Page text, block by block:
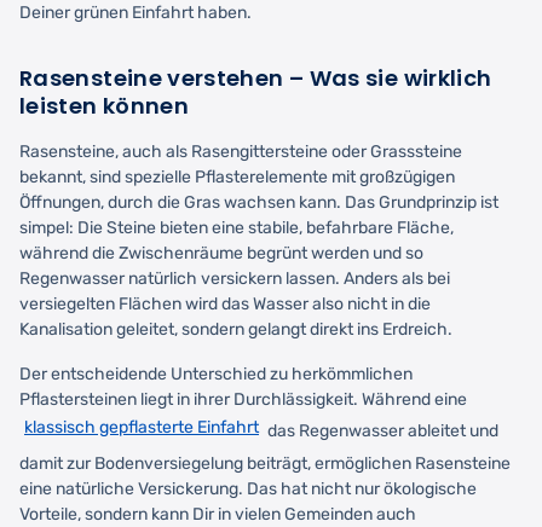
Deiner grünen Einfahrt haben.
Rasensteine verstehen – Was sie wirklich
leisten können
Rasensteine, auch als Rasengittersteine oder Grasssteine
bekannt, sind spezielle Pflasterelemente mit großzügigen
Öffnungen, durch die Gras wachsen kann. Das Grundprinzip ist
simpel: Die Steine bieten eine stabile, befahrbare Fläche,
während die Zwischenräume begrünt werden und so
Regenwasser natürlich versickern lassen. Anders als bei
versiegelten Flächen wird das Wasser also nicht in die
Kanalisation geleitet, sondern gelangt direkt ins Erdreich.
Der entscheidende Unterschied zu herkömmlichen
Pflastersteinen liegt in ihrer Durchlässigkeit. Während eine
klassisch gepflasterte Einfahrt das Regenwasser ableitet und
damit zur Bodenversiegelung beiträgt, ermöglichen Rasensteine
eine natürliche Versickerung. Das hat nicht nur ökologische
Vorteile, sondern kann Dir in vielen Gemeinden auch